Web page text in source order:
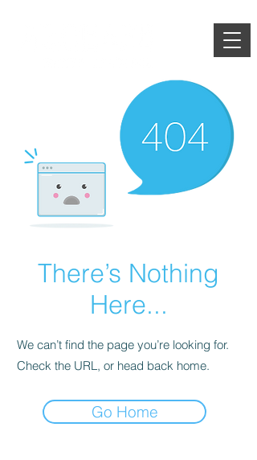
There’s Nothing
Here...
We can’t find the page you’re looking for.
Check the URL, or head back home.
Go Home